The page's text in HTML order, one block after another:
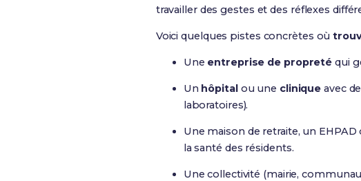
travailler des gestes et des réflexes
Voici quelques pistes concrètes où
Une entreprise de propreté qui
Un hôpitalou une clinique avec
laboratoires).
Une maison de retraite, un
la santé des résidents.
Une collectivité (mairie,